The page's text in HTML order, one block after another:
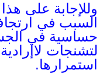
وللإجابة على
السبب في
حساسية في
لتشنجات
استمرارها.